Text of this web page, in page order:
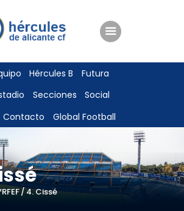
Hércules B
Futura
Secciones
Social
Contacto Global Football
4. Cissé